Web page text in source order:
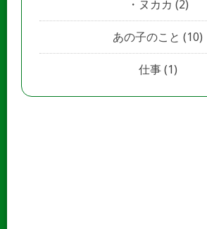
ヌカカ (2)
あの子のこと (10)
仕事(1)